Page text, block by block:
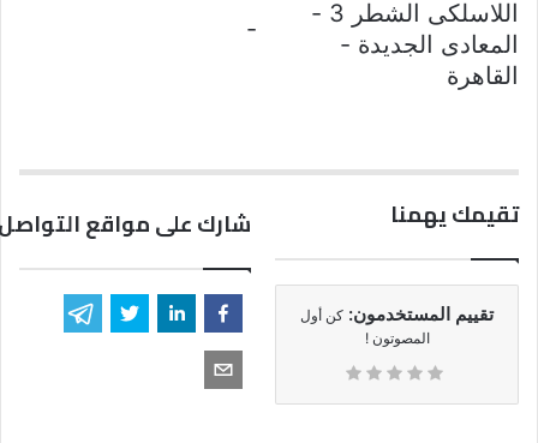
اللاسلكى الشطر 3 -
المعادى الجديدة -
القاهرة
-
تقيمك يهمنا
تقييم المستخدمون: كن أول
المصوتون !
شارك على مواقع